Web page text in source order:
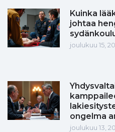
Kuinka
johtaa
joulukuu 15,
ongelma
joulukuu 13,